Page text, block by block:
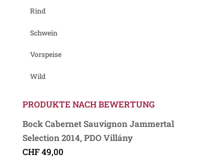
Rind
Schwein
Vorspeise
Wild
PRODUKTE NACH BEWERTUNG
Bock Cabernet Sauvignon Jammertal
Selection 2014, PDO Villány
CHF49,00